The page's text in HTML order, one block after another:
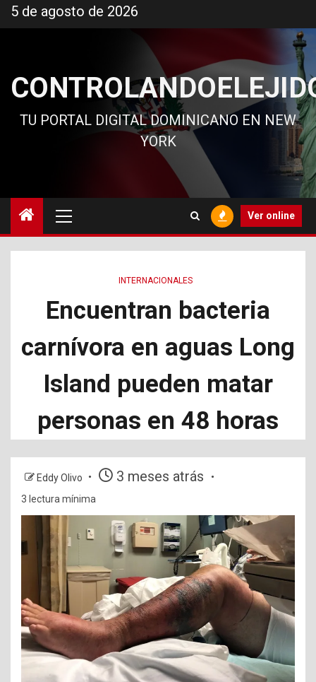
al
5 de agosto de 2026
TU PORTAL DIGITAL DOMINICANO EN NEW
YORK
principal
Ver online
INTERNACIONALES
Encuentran bacteria
carnívora en aguas Long
Island pueden matar
personas en 48 horas
Eddy Olivo 3 meses atrás
3 lectura mínima